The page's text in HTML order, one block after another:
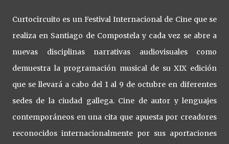
Curtocircuito es un Festival Internacional de Cine que se
realiza en Santiago de Compostela y cada vez se abre a
nuevas disciplinas narrativas audiovisuales como
demuestra la programación musical de su XIX edición
que se llevará a cabo del 1 al 9 de octubre en diferentes
sedes de la ciudad gallega. Cine de autor y lenguajes
contemporáneos en una cita que apuesta por creadores
reconocidos internacionalmente por sus aportaciones